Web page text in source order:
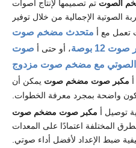
الصوت تم تصميمها لإنتاج أصوات
الصوتية الإجمالية من خلال توفير
مع أ متحدث مضخم صوت
12 بوصة ، أو حتى أ صوت
الصوتي مع مضخم صوت مزدوج
مكبر صوت مضخم صوت يمكن أن
واضحة بمجرد معرفة الخطوات.
توصيل أ مكبر صوت مضخم صوت
المختلفة اعتمادًا على المعدات
ضبط الإعداد لأفضل أداء صوتي.